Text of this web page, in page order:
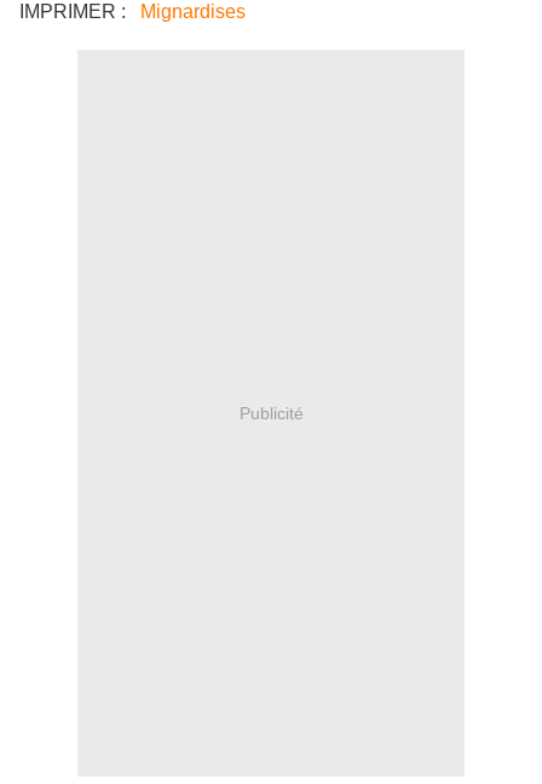
IMPRIMER : Mignardises
Publicité